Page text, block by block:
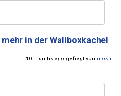
in der Wallboxkachel
10 months ago gefragt von mosti